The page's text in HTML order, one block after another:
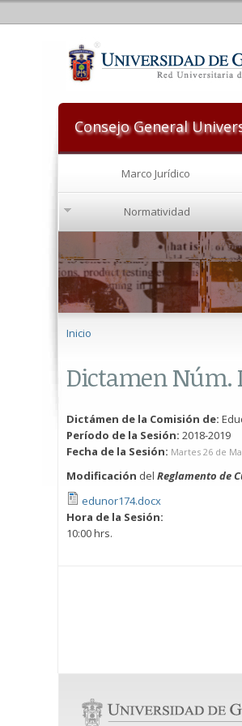
Consejo General
Marco Jurídico
Normatividad
Inicio
Dictamen Núm.
Dictámen de la Comisión de:
Período de la Sesión: 2018-2019
Fecha de la Sesión: Martes 26 de
Modificación del Reglamento de
edunor174.docx
Hora de la Sesión:
10:00 hrs.